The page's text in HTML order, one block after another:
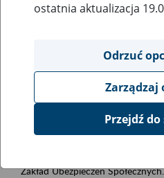
Szkolenia
obsługa klientów
Event description
Platforma Usług Elektronicznych
Zakład Ubezpieczeń
ostatnia aktualizacja
Odrzuć
Zarządzaj
Przejdź